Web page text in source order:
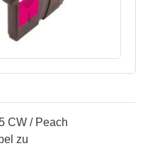
CW / Peach
zu